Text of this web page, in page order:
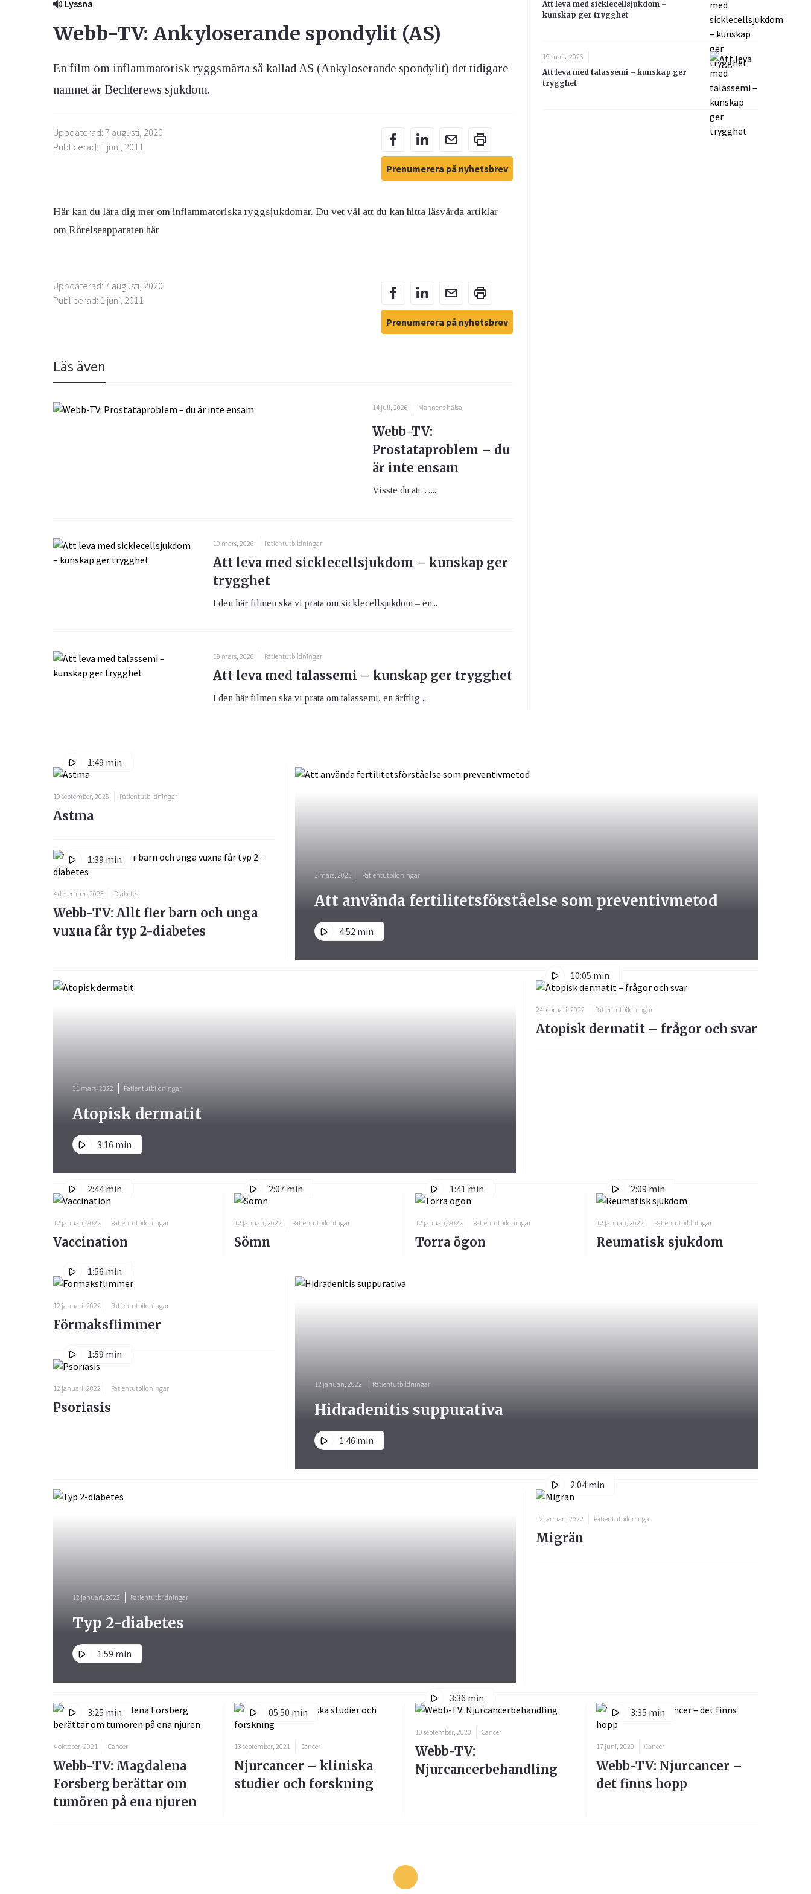
Lyssna
Webb-TV: Ankyloserande spondylit (AS)
En film om inflammatorisk ryggsmärta så kallad AS (Ankyloserande spondylit) det tidigare
namnet är Bechterews sjukdom.
Uppdaterad: 7 augusti, 2020
Publicerad: 1 juni, 2011
Prenumerera på nyhetsbrev
Här kan du lära dig mer om inflammatoriska ryggsjukdomar. Du vet väl att du kan hitta läsvärda artiklar
om Rörelseapparaten här
Uppdaterad: 7 augusti, 2020
Publicerad: 1 juni, 2011
Prenumerera på nyhetsbrev
Läs även
14 juli, 2026 Mannens hälsa
Webb-TV:
Prostataproblem – du
är inte ensam
Visste du att…...
19 mars, 2026 Patientutbildningar
Att leva med sicklecellsjukdom – kunskap ger
trygghet
I den här filmen ska vi prata om sicklecellsjukdom – en...
19 mars, 2026 Patientutbildningar
Att leva med talassemi – kunskap ger trygghet
I den här filmen ska vi prata om talassemi, en ärftlig ...
Att leva med sicklecellsjukdom –
kunskap ger trygghet
19 mars, 2026
Att leva med talassemi – kunskap ger
trygghet
1:49 min
10 september, 2025 Patientutbildningar
Astma
1:39 min
4 december, 2023 Diabetes
Webb-TV: Allt fler barn och unga
vuxna får typ 2-diabetes
3 mars, 2023 Patientutbildningar
Att använda fertilitetsförståelse som preventivmetod
4:52 min
31 mars, 2022 Patientutbildningar
Atopisk dermatit
3:16 min
10:05 min
24 februari, 2022 Patientutbildningar
Atopisk dermatit – frågor och svar
2:44 min
12 januari, 2022 Patientutbildningar
Vaccination
2:07 min
12 januari, 2022 Patientutbildningar
Sömn
1:41 min
12 januari, 2022 Patientutbildningar
Torra ögon
2:09 min
12 januari, 2022 Patientutbildningar
Reumatisk sjukdom
1:56 min
12 januari, 2022 Patientutbildningar
Förmaksflimmer
1:59 min
12 januari, 2022 Patientutbildningar
Psoriasis
12 januari, 2022 Patientutbildningar
Hidradenitis suppurativa
1:46 min
12 januari, 2022 Patientutbildningar
Typ 2-diabetes
1:59 min
2:04 min
12 januari, 2022 Patientutbildningar
Migrän
3:25 min
4 oktober, 2021 Cancer
Webb-TV: Magdalena
Forsberg berättar om
tumören på ena njuren
05:50 min
13 september, 2021 Cancer
Njurcancer – kliniska
studier och forskning
3:36 min
10 september, 2020 Cancer
Webb-TV:
Njurcancerbehandling
3:35 min
17 juni, 2020 Cancer
Webb-TV: Njurcancer –
det finns hopp